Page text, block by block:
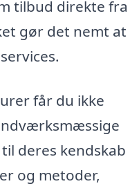
tilbud direkte fra
gør det nemt at
får du ikke
deres kendskab
og metoder,